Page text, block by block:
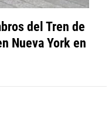
del Tren de
Nueva York en